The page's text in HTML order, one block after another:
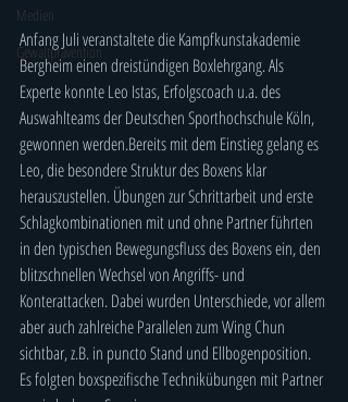
Medien
Gewaltprävention
Anfang Juli veranstaltete die Kampfkunstakademie
Bergheim einen dreistündigen Boxlehrgang. Als
Experte konnte Leo Istas, Erfolgscoach u.a. des
Auswahlteams der Deutschen Sporthochschule Köln,
gewonnen werden.Bereits mit dem Einstieg gelang es
Leo, die besondere Struktur des Boxens klar
herauszustellen. Übungen zur Schrittarbeit und erste
Schlagkombinationen mit und ohne Partner führten
in den typischen Bewegungsfluss des Boxens ein, den
blitzschnellen Wechsel von Angriffs- und
Konterattacken. Dabei wurden Unterschiede, vor allem
aber auch zahlreiche Parallelen zum Wing Chun
sichtbar, z.B. in puncto Stand und Ellbogenposition.
Es folgten boxspezifische Technikübungen mit Partner